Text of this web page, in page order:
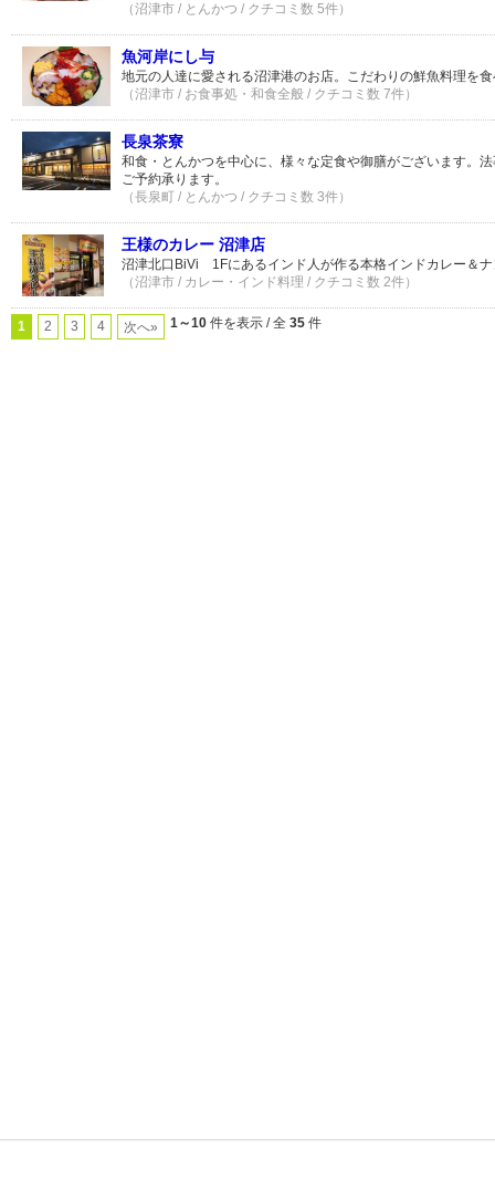
（沼津市 / とんかつ / クチコミ数 5件）
魚河岸にし与
地元の人達に愛される沼津港のお店。こだわりの鮮魚料理を
（沼津市 / お食事処・和食全般 / クチコミ数 7件）
長泉茶寮
和食・とんかつを中心に、様々な定食や御膳がございます。
ご予約承ります。
（長泉町 / とんかつ / クチコミ数 3件）
王様のカレー 沼津店
沼津北口BiVi 1Fにあるインド人が作る本格インドカレー＆ナ
（沼津市 / カレー・インド料理 / クチコミ数 2件）
1 2 3 4 次へ» 1～10 件を表示 / 全 35 件